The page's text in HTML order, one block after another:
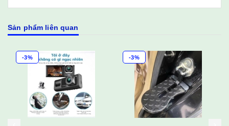
Sản phẩm liên quan
-3% -1%